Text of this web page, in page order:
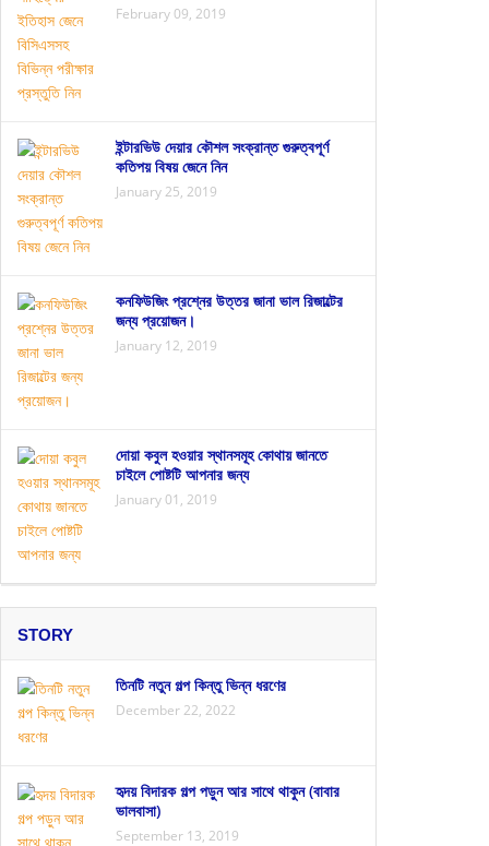
February 09, 2019
ইন্টারভিউ দেয়ার কৌশল সংক্রান্ত গুরুত্বপূর্ণ
কতিপয় বিষয় জেনে নিন
January 25, 2019
কনফিউজিং প্রশ্নের উত্তর জানা ভাল রিজাল্টের
জন্য প্রয়োজন।
January 12, 2019
দোয়া কবুল হওয়ার স্থানসমূহ কোথায় জানতে
চাইলে পোষ্টটি আপনার জন্য
January 01, 2019
STORY
তিনটি নতুন গল্প কিন্তু ভিন্ন ধরণের
December 22, 2022
হৃদয় বিদারক গল্প পড়ুন আর সাথে থাকুন (বাবার
ভালবাসা)
September 13, 2019